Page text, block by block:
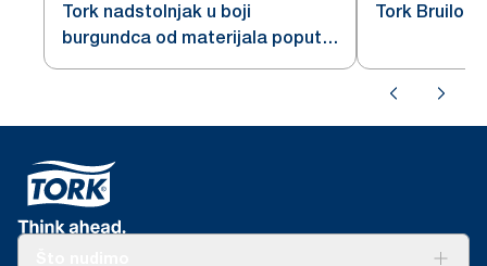
Tork nadstolnjak u boji
burgundca od materijala poput
tkanine
Tork